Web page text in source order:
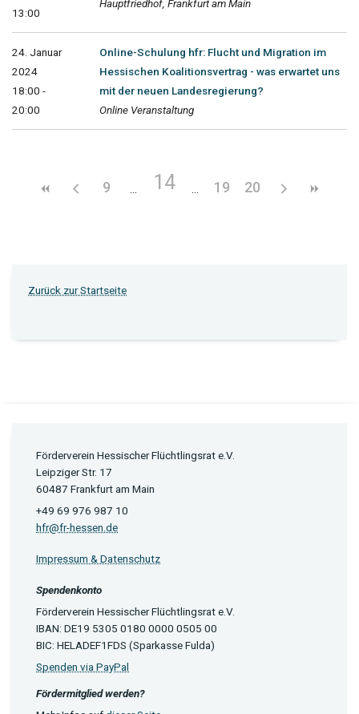
13:00
Hauptfriedhof, Frankfurt am Main
24. Januar
2024
18:00 -
20:00
Online-Schulung hfr: Flucht und Migration im
Hessischen Koalitionsvertrag - was erwartet uns
mit der neuen Landesregierung?
Online Veranstaltung
9 14 19 20
Zurück zur Startseite
Förderverein Hessischer Flüchtlingsrat e.V.
Leipziger Str. 17
60487 Frankfurt am Main
+49 69 976 987 10
hfr@fr-hessen.de
Impressum & Datenschutz
Spendenkonto
Förderverein Hessischer Flüchtlingsrat e.V.
IBAN: DE19 5305 0180 0000 0505 00
BIC: HELADEF1FDS (Sparkasse Fulda)
Spenden via PayPal
Fördermitglied werden?